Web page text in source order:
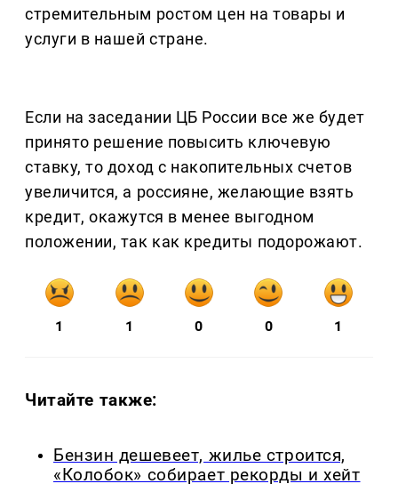
стремительным ростом цен на товары и
услуги в нашей стране.
Если на заседании ЦБ России все же будет
принято решение повысить ключевую
ставку, то доход с накопительных счетов
увеличится, а россияне, желающие взять
кредит, окажутся в менее выгодном
положении, так как кредиты подорожают.
1 1 0 0 1
Читайте также:
Бензин дешевеет, жилье строится,
«Колобок» собирает рекорды и хейт